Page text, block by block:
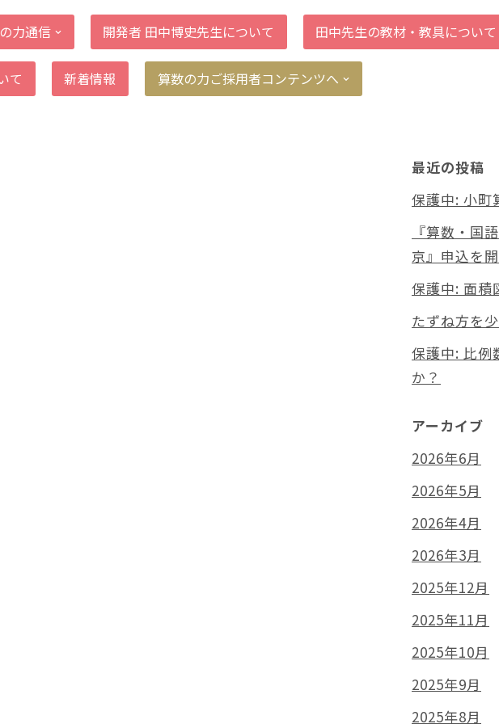
力通信 開発者 田中博史先生について 田中先生の教材・教具について
て 新着情報 算数の力ご採用者コンテンツへ
最近の投稿
保護中: 小町
『算数・国
京』申込を
保護中: 面積
たずね方を
保護中: 比例
か？
アーカイブ
2026年6月
2026年5月
2026年4月
2026年3月
2025年12月
2025年11月
2025年10月
2025年9月
2025年8月